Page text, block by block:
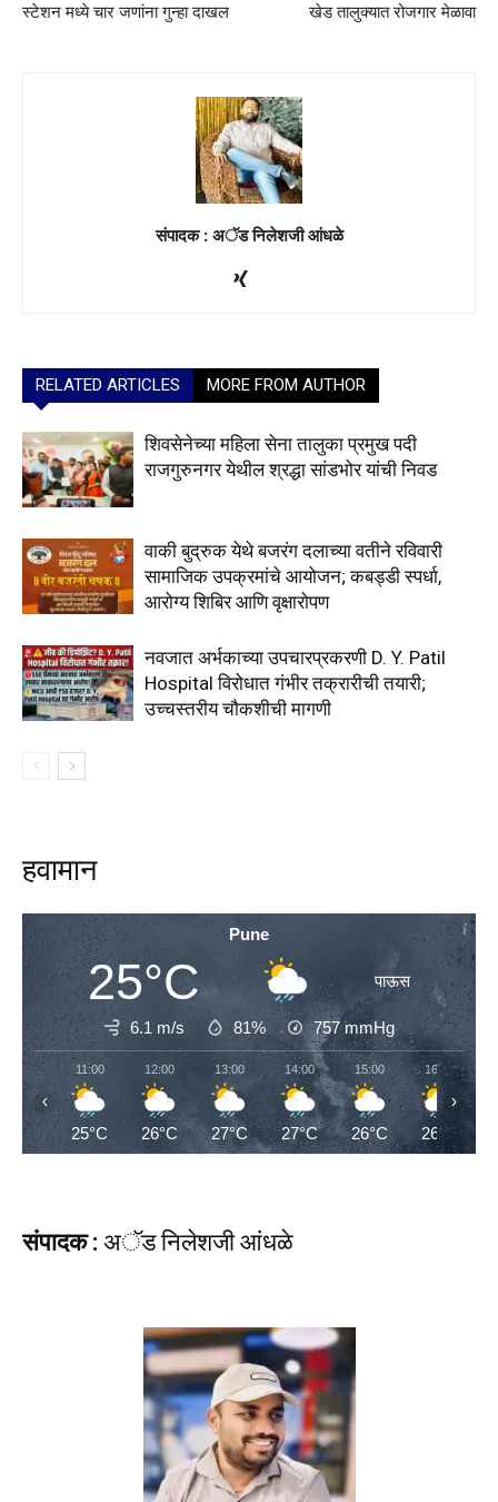
स्टेशन मध्ये चार जणांना गुन्हा दाखल
खेड तालुक्यात रोजगार मेळावा
संपादक : अॅड निलेशजी आंधळे
RELATED ARTICLES MORE FROM AUTHOR
शिवसेनेच्या महिला सेना तालुका प्रमुख पदी
राजगुरुनगर येथील श्रद्धा सांडभोर यांची निवड
वाकी बुद्रुक येथे बजरंग दलाच्या वतीने रविवारी
सामाजिक उपक्रमांचे आयोजन; कबड्डी स्पर्धा,
आरोग्य शिबिर आणि वृक्षारोपण
नवजात अर्भकाच्या उपचारप्रकरणी D. Y. Patil
Hospital विरोधात गंभीर तक्रारीची तयारी;
उच्चस्तरीय चौकशीची मागणी
हवामान
Pune
25°C पाऊस
6.1 m/s 81% 757mmHg
11:00
25°C
12:00
26°C
13:00
27°C
14:00
27°C
15:00
26°C
16:00
26°C
‹ ›
संपादक : अॅड निलेशजी आंधळे